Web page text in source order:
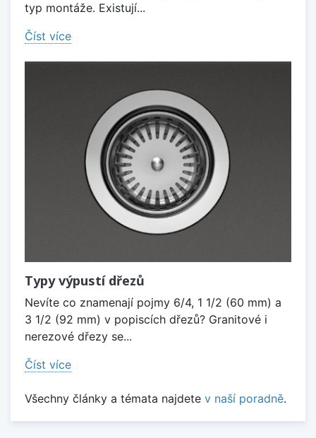
typ montáže. Existují...
Číst více
Typy výpustí dřezů
Nevíte co znamenají pojmy 6/4, 1 1/2 (60 mm) a
3 1/2 (92 mm) v popiscích dřezů? Granitové i
nerezové dřezy se...
Číst více
Všechny články a témata najdete v naší poradně.